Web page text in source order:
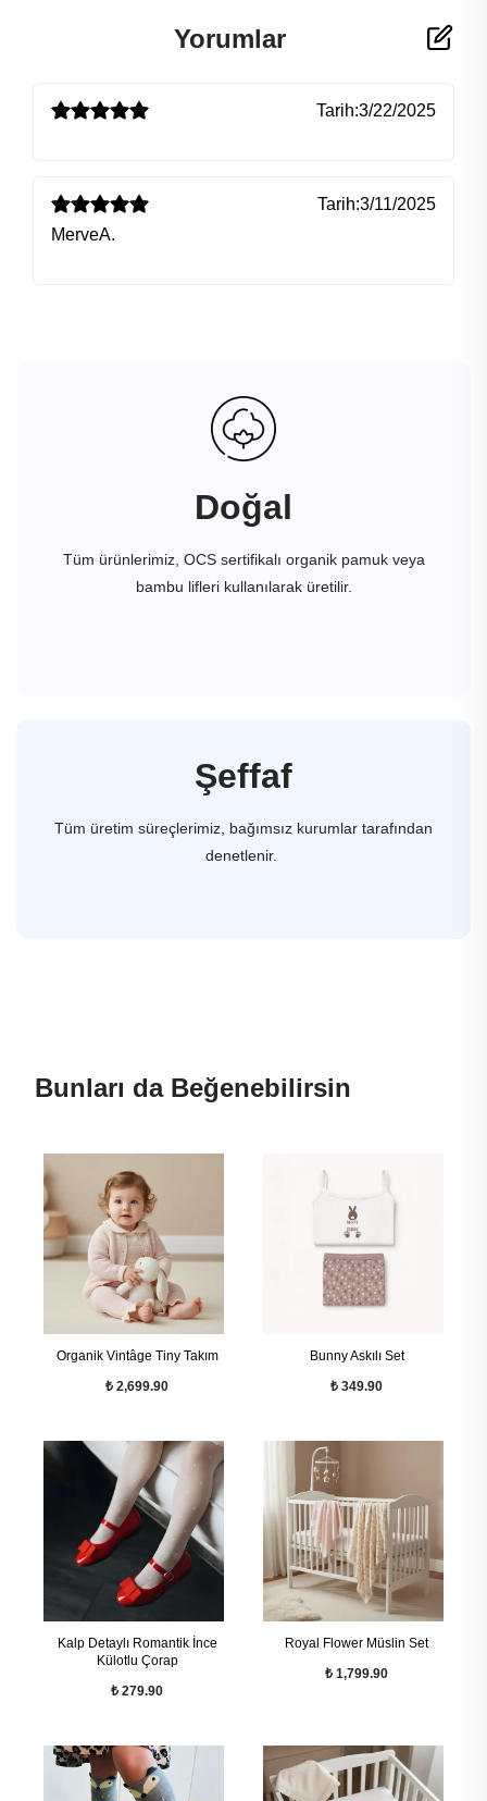
Yorumlar
Tarih:3/22/2025
MerveA.
Tarih:3/11/2025
Doğal
Tüm ürünlerimiz, OCS sertifikalı organik pamuk veya
bambu lifleri kullanılarak üretilir.
Şeffaf
Tüm üretim süreçlerimiz, bağımsız kurumlar tarafından
denetlenir.
Bunları da Beğenebilirsin
Organik Vintâge Tiny Takım
₺ 2,699.90
Bunny Askılı Set
₺ 349.90
Kalp Detaylı Romantik İnce
Külotlu Çorap
₺ 279.90
Royal Flower Müslin Set
₺ 1,799.90